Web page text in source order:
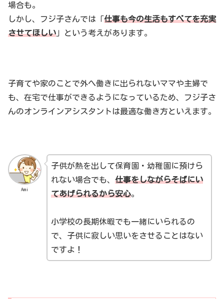
場合も。
しかし、フジ子さんでは「仕事も今の生活もすべてを充実
させてほしい 」という考えがあります。
子育てや家のことで外へ働きに出られないママや主婦で
も、在宅で仕事ができるようになっているため、フジ子さ
んのオンラインアシスタントは最適な働き方といえます。
Ami
子供が熱を出して保育園・幼稚園に預けら
れない場合でも、 仕事をしながらそばにい
てあげられるから安心。
小学校の長期休暇でも一緒にいられるの
で、子供に寂しい思いをさせることはない
ですよ！